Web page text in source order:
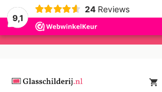
9,1
24 Reviews
Ga
inhoud